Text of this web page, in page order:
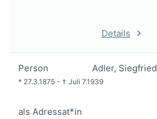
Details
Person Adler, Siegfried
* 27.3.1875 - † Juli 7.1939
als Adressat*in